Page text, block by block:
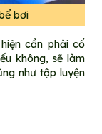
bơi
cần phải cố
không, sẽ làm
như tập luyện